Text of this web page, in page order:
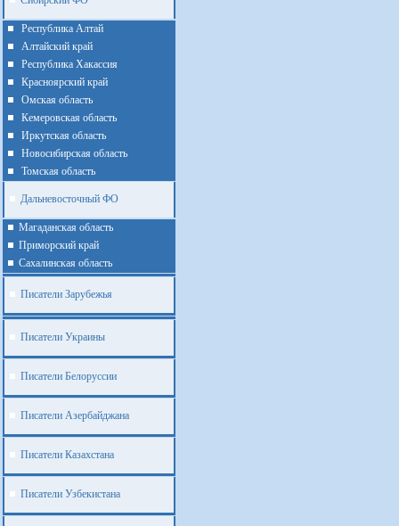
Республика Алтай
Алтайcкий край
Республика Хакассия
Красноярский край
Омская область
Кемеровская область
Иркутская область
Новосибирская область
Томская область
Дальневосточный ФО
Магаданская область
Приморский край
Cахалинская область
Писатели Зарубежья
Писатели Украины
Писатели Белоруссии
Писатели Азербайджана
Писатели Казахстана
Писатели Узбекистана